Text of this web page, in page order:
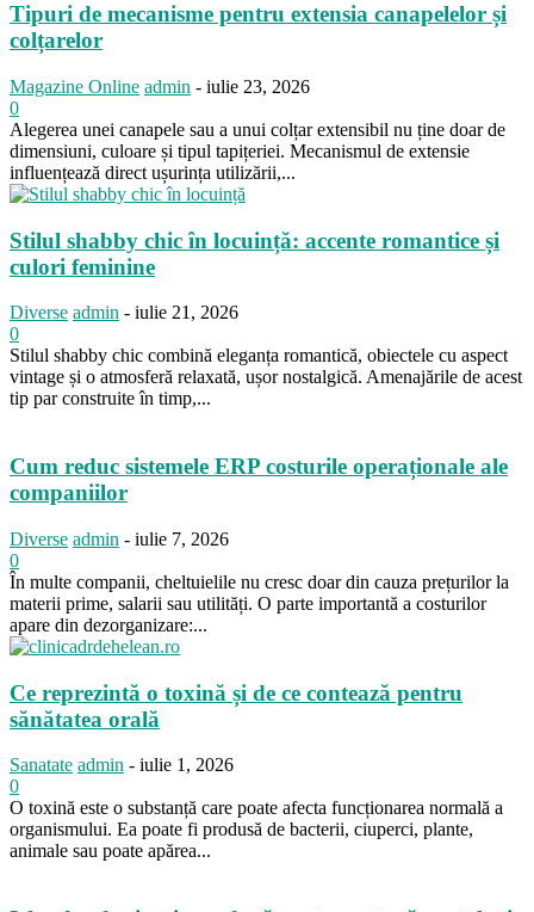
Tipuri de mecanisme pentru extensia canapelelor și
colțarelor
Magazine Online admin - iulie 23, 2026
0
Alegerea unei canapele sau a unui colțar extensibil nu ține doar de
dimensiuni, culoare și tipul tapițeriei. Mecanismul de extensie
influențează direct ușurința utilizării,...
Stilul shabby chic în locuință: accente romantice și
culori feminine
Diverse admin - iulie 21, 2026
0
Stilul shabby chic combină eleganța romantică, obiectele cu aspect
vintage și o atmosferă relaxată, ușor nostalgică. Amenajările de acest
tip par construite în timp,...
Cum reduc sistemele ERP costurile operaționale ale
companiilor
Diverse admin - iulie 7, 2026
0
În multe companii, cheltuielile nu cresc doar din cauza prețurilor la
materii prime, salarii sau utilități. O parte importantă a costurilor
apare din dezorganizare:...
Ce reprezintă o toxină și de ce contează pentru
sănătatea orală
Sanatate admin - iulie 1, 2026
0
O toxină este o substanță care poate afecta funcționarea normală a
organismului. Ea poate fi produsă de bacterii, ciuperci, plante,
animale sau poate apărea...